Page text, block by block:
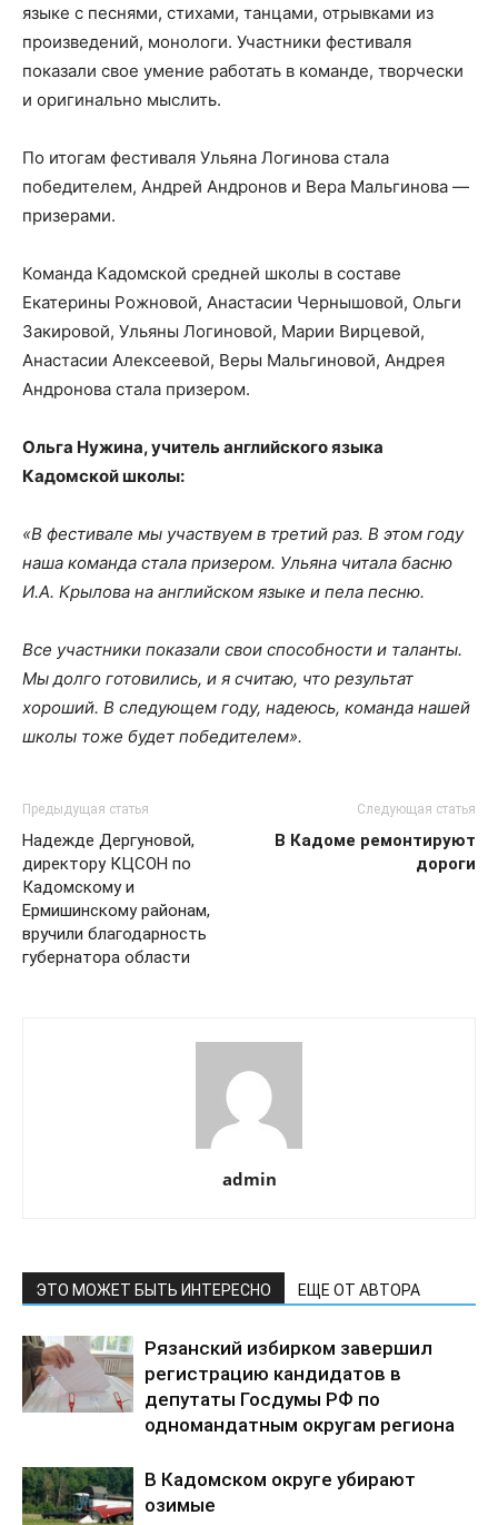
языке с песнями, стихами, танцами, отрывками из
произведений, монологи. Участники фестиваля
показали свое умение работать в команде, творчески
и оригинально мыслить.
По итогам фестиваля Ульяна Логинова стала
победителем, Андрей Андронов и Вера Мальгинова —
призерами.
Команда Кадомской средней школы в составе
Екатерины Рожновой, Анастасии Чернышовой, Ольги
Закировой, Ульяны Логиновой, Марии Вирцевой,
Анастасии Алексеевой, Веры Мальгиновой, Андрея
Андронова стала призером.
Ольга Нужина, учитель английского языка
Кадомской школы:
«В фестивале мы участвуем в третий раз. В этом году
наша команда стала призером. Ульяна читала басню
И.А. Крылова на английском языке и пела песню.
Все участники показали свои способности и таланты.
Мы долго готовились, и я считаю, что результат
хороший. В следующем году, надеюсь, команда нашей
школы тоже будет победителем».
Предыдущая статья
Надежде Дергуновой,
директору КЦСОН по
Кадомскому и
Ермишинскому районам,
вручили благодарность
губернатора области
Следующая статья
В Кадоме ремонтируют
дороги
admin
ЭТО МОЖЕТ БЫТЬ ИНТЕРЕСНО ЕЩЕ ОТ АВТОРА
Рязанский избирком завершил
регистрацию кандидатов в
депутаты Госдумы РФ по
одномандатным округам региона
В Кадомском округе убирают
озимые